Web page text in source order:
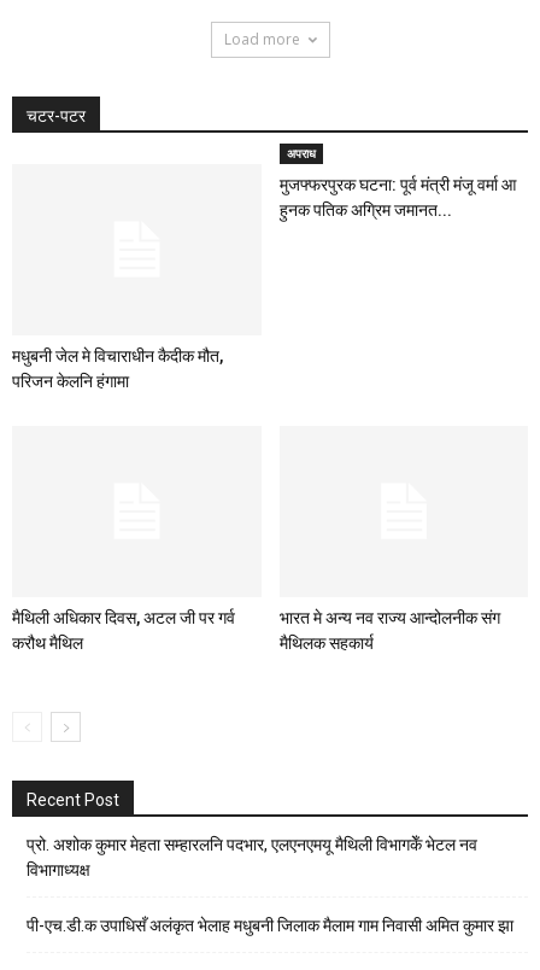
Load more
चटर-पटर
मधुबनी जेल मे विचाराधीन कैदीक मौत,
परिजन केलनि हंगामा
अपराध
मुजफ्फरपुरक घटना: पूर्व मंत्री मंजू वर्मा आ
हुनक पतिक अग्रिम जमानत...
मैथिली अधिकार दिवस, अटल जी पर गर्व
करौथ मैथिल
भारत मे अन्य नव राज्य आन्दोलनीक संग
मैथिलक सहकार्य
Recent Post
प्रो. अशोक कुमार मेहता सम्हारलनि पदभार, एलएनएमयू मैथिली विभागकेँ भेटल नव
विभागाध्यक्ष
पी-एच.डी.क उपाधिसँ अलंकृत भेलाह मधुबनी जिलाक मैलाम गाम निवासी अमित कुमार झा